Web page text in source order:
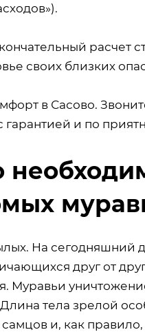
расчет
своих близких
в Сасово.
и по
На сегодняшний
друг от
Муравьи
тела зрелой
и, как